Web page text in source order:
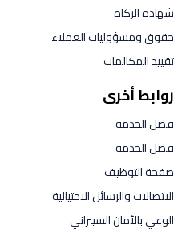
شهادة الزكاة
حقوق ومسؤوليات العملاء
تقييد المكالمات
روابط أخرى
فصل الخدمة
فصل الخدمة
صفحة التوظيف
الاتصالات والرسائل الاحتيالية
الوعي بالأمان السيبراني